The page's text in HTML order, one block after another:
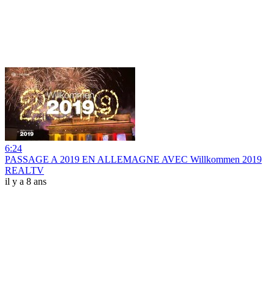
6:24
PASSAGE A 2019 EN ALLEMAGNE AVEC Willkommen 2019
REALTV
il y a 8 ans